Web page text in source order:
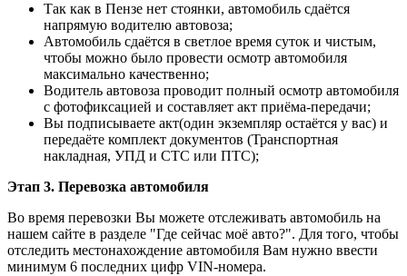
Так как в Пензе нет стоянки, автомобиль сдаётся
напрямую водителю автовоза;
Автомобиль сдаётся в светлое время суток и чистым,
чтобы можно было провести осмотр автомобиля
максимально качественно;
Водитель автовоза проводит полный осмотр автомобиля
с фотофиксацией и составляет акт приёма-передачи;
Вы подписываете акт(один экземпляр остаётся у вас) и
передаёте комплект документов (Транспортная
накладная, УПД и СТС или ПТС);
Этап 3. Перевозка автомобиля
Во время перевозки Вы можете отслеживать автомобиль на
нашем сайте в разделе "Где сейчас моё авто?". Для того, чтобы
отследить местонахождение автомобиля Вам нужно ввести
минимум 6 последних цифр VIN-номера.